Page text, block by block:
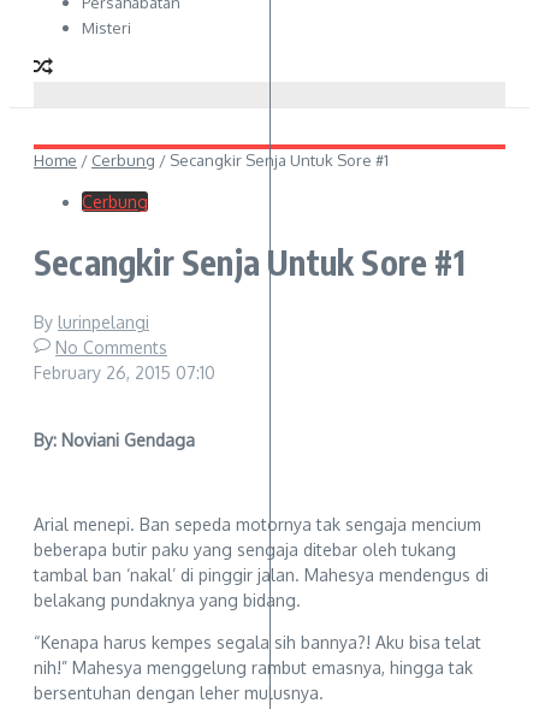
Misteri
Home / Cerbung / Secangkir Senja Untuk Sore #1
Cerbung
Secangkir Senja Untuk Sore #1
By lurinpelangi
No Comments
February 26, 2015 07:10
By: Noviani Gendaga
Arial menepi. Ban sepeda motornya tak sengaja mencium
beberapa butir paku yang sengaja ditebar oleh tukang
tambal ban ‘nakal’ di pinggir jalan. Mahesya mendengus di
belakang pundaknya yang bidang.
“Kenapa harus kempes segala sih bannya?! Aku bisa telat
nih!” Mahesya menggelung rambut emasnya, hingga tak
bersentuhan dengan leher mulusnya.